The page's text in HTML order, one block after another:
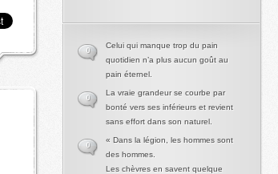
Celui qui manque trop du pain
quotidien n’a plus aucun goût au
pain éternel.
0
La vraie grandeur se courbe par
bonté vers ses inférieurs et revient
sans effort dans son naturel.
0
« Dans la légion, les hommes sont
des hommes.
Les chèvres en savent quelque
0